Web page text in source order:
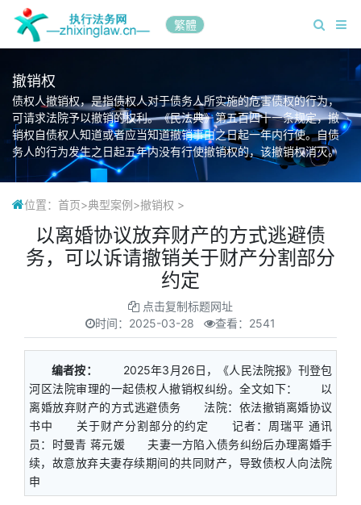
繁體
撤销权
债权人撤销权，是指债权人对于债务人所实施的危害债权的行为，
可请求法院予以撤销的权利。《民法典》第五百四十一条规定，撤
销权自债权人知道或者应当知道撤销事由之日起一年内行使。自债
务人的行为发生之日起五年内没有行使撤销权的，该撤销权消灭。
位置： 首页>典型案例 >撤销权 >
以离婚协议放弃财产的方式逃避债
务，可以诉请撤销关于财产分割部分
约定
点击复制标题网址
时间： 2025-03-28 查看：2541
编者按：
2025年3月26日，《人民法院报》刊登包
河区法院审理的一起债权人撤销权纠纷。全文如下： 以
离婚放弃财产的方式逃避债务 法院：依法撤销离婚协议
书中 关于财产分割部分的约定 记者：周瑞平 通讯
员：时曼青 蒋元媛 夫妻一方陷入债务纠纷后办理离婚手
续，故意放弃夫妻存续期间的共同财产，导致债权人向法院
申